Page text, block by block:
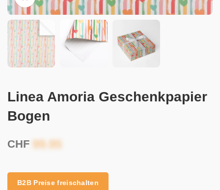
Linea Amoria Geschenkpapier
Bogen
CHF
B2B Preise freischalten